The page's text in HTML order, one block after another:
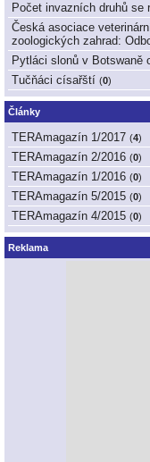
Počet invazních druhů se
Česká asociace
zoologických zahrad:
Pytláci slonů v Botswaně
Tučňáci císařští (0)
Články
TERAmagazín 1/2017 (4)
TERAmagazín 2/2016 (0)
TERAmagazín 1/2016 (0)
TERAmagazín 5/2015 (0)
TERAmagazín 4/2015 (0)
Reklama